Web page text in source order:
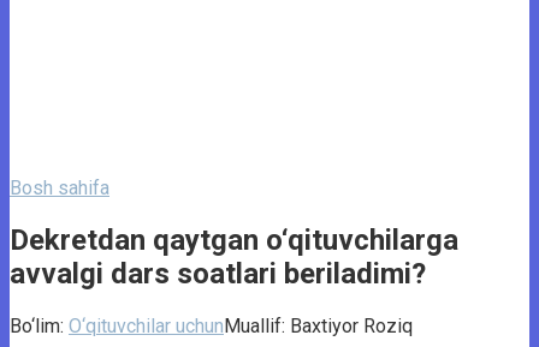
Bosh sahifa
Dekretdan qaytgan o‘qituvchilarga
avvalgi dars soatlari beriladimi?
Bo‘lim: O‘qituvchilar uchunMuallif: Baxtiyor Roziq